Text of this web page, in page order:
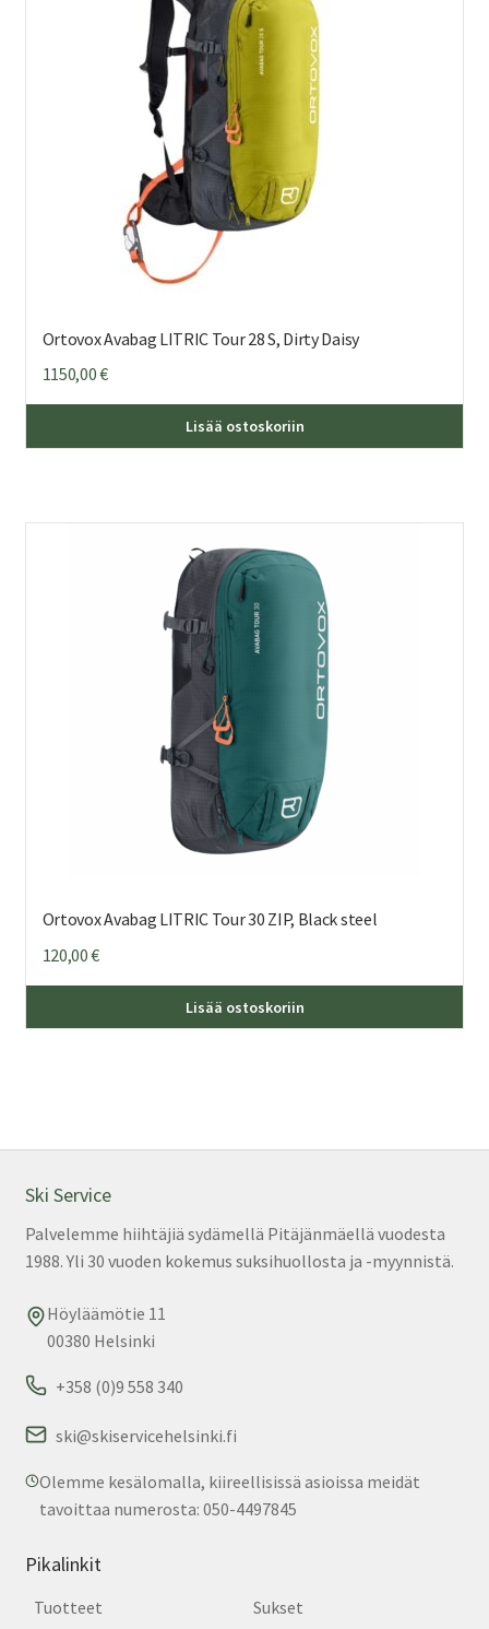
Ortovox Avabag LITRIC Tour 28 S, Dirty Daisy
1150,00€
Lisää ostoskoriin
Ortovox Avabag LITRIC Tour 30 ZIP, Black steel
120,00€
Lisää ostoskoriin
Ski Service
Palvelemme hiihtäjiä sydämellä Pitäjänmäellä vuodesta
1988. Yli 30 vuoden kokemus suksihuollosta ja -myynnistä.
Höyläämötie 11
00380 Helsinki
+358 (0)9 558 340
ski@skiservicehelsinki.fi
Olemme kesälomalla, kiireellisissä asioissa meidät
tavoittaa numerosta: 050-4497845
Pikalinkit
Tuotteet
Sukset